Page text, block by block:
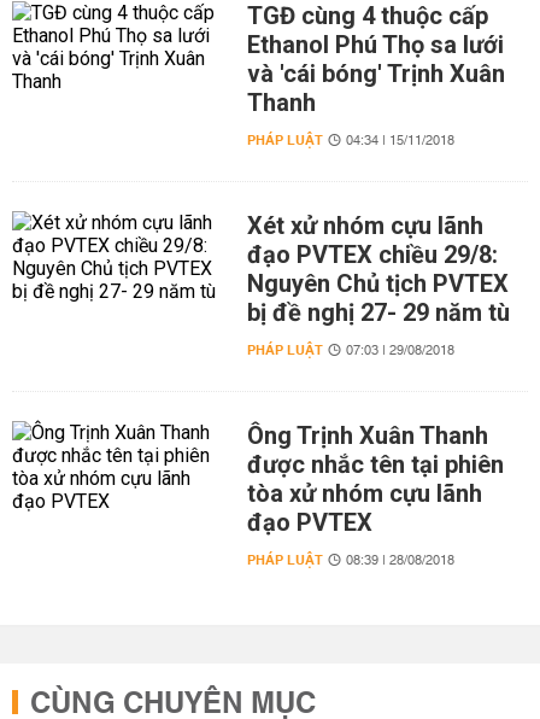
TGĐ cùng 4 thuộc cấp
Ethanol Phú Thọ sa lưới
và 'cái bóng' Trịnh Xuân
Thanh
PHÁP LUẬT 04:34 | 15/11/2018
Xét xử nhóm cựu lãnh
đạo PVTEX chiều 29/8:
Nguyên Chủ tịch PVTEX
bị đề nghị 27- 29 năm tù
PHÁP LUẬT 07:03 | 29/08/2018
Ông Trịnh Xuân Thanh
được nhắc tên tại phiên
tòa xử nhóm cựu lãnh
đạo PVTEX
PHÁP LUẬT 08:39 | 28/08/2018
CÙNG CHUYÊN MỤC